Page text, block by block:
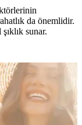
da önemlidir.
sunar.